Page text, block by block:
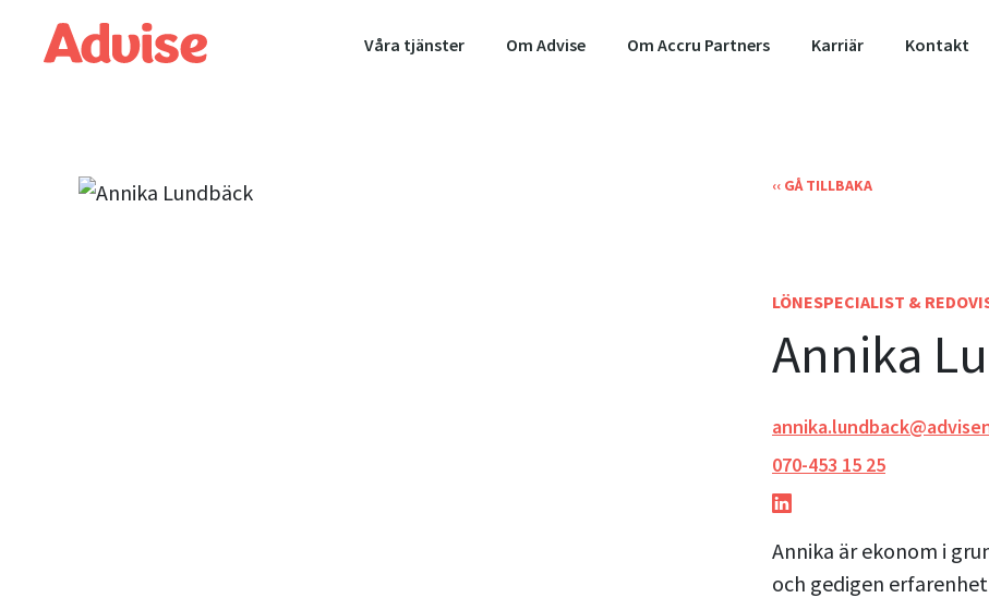
Våra tjänster Om Advise Om Accru Partners Karriär Kontakt
‹‹ GÅ TILLBAKA
LÖNESPECIALIST &
Annika
070-453 15 25
Annika är ekonom i
och gedigen